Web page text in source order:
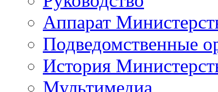
Аппарат
Подведомственные
История
Мультимедиа